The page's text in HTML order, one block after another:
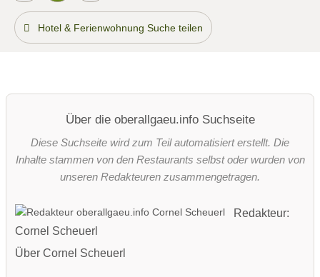
Hotel & Ferienwohnung Suche teilen
Über die oberallgaeu.info Suchseite
Diese Suchseite wird zum Teil automatisiert erstellt. Die
Inhalte stammen von den Restaurants selbst oder wurden von
unseren Redakteuren zusammengetragen.
Redakteur:
Cornel Scheuerl
Über Cornel Scheuerl